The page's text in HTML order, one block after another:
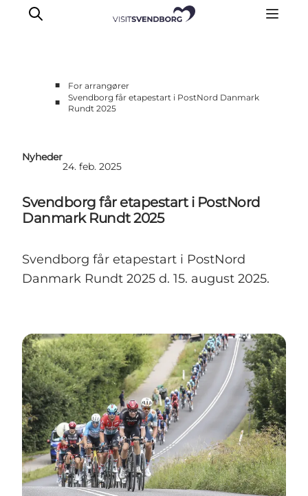
Planlæg dit event
Eventpuljen
Årets Events
Om Svendborg Event & Turisme
Kontakt
■
For arrangører
■
Svendborg får etapestart i PostNord Danmark
Rundt 2025
Nyheder
24. feb. 2025
Svendborg får etapestart i PostNord
Danmark Rundt 2025
Svendborg får etapestart i PostNord
Danmark Rundt 2025 d. 15. august 2025.